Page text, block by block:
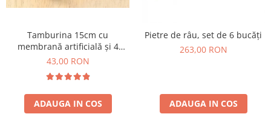
Jucarii de constructii
Dezvoltare cognitiva
Jocuri matematice
Jucării de sortare
Tamburina 15cm cu
membrană artificială și 4
perechi de zurgălăi
43,00 RON
ADAUGA IN COS
Pietre de râu, set de 6 bucăți
263,00 RON
ADAUGA IN COS